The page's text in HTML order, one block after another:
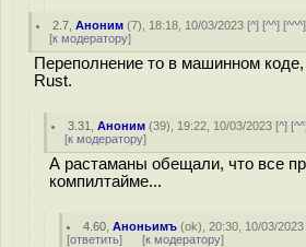
2.7 ,Аноним (7), 18:18, 10/03/2023 [^] [^^] [^^^
[к модератору]
Переполнение то в машинном
Rust.
3.31 ,Аноним (39), 19:22, 10/03/2023 [^] [^^
[к модератору]
А растаманы обещали, что все
компилтайме...
4.60 ,Аноньимъ (ok), 20:30, 10/03/2023
[ответить] [к модератору]